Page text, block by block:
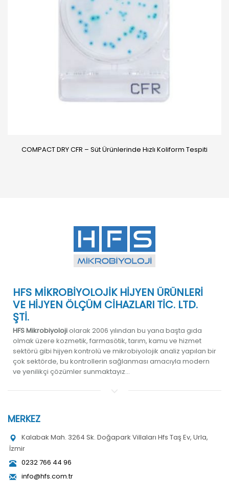
COMPACT DRY CFR – Süt Ürünlerinde Hızlı Koliform Tespiti
HFS MİKROBİYOLOJİK HİJYEN ÜRÜNLERİ
VE HİJYEN ÖLÇÜM CİHAZLARI TİC. LTD.
ŞTİ.
HFS Mikrobiyolojiolarak 2006 yılından bu yana başta gıda
olmak üzere kozmetik, farmasötik, tarım, kamu ve hizmet
sektörü gibi hijyen kontrolü ve mikrobiyolojik analiz yapılan bir
çok sektörde, bu kontrollerin sağlanması amacıyla modern
ve yenilikçi çözümler sunmaktayız...
MERKEZ
Kalabak Mah. 3264 Sk. Doğapark Villaları Hfs Taş Ev, Urla,
İzmir
0232 766 44 96
info@hfs.com.tr